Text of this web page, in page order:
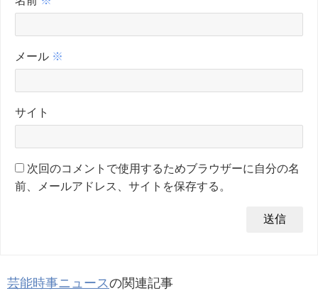
メール ※
サイト
次回のコメントで使用するためブラウザーに自分の名
前、メールアドレス、サイトを保存する。
芸能時事ニュースの関連記事